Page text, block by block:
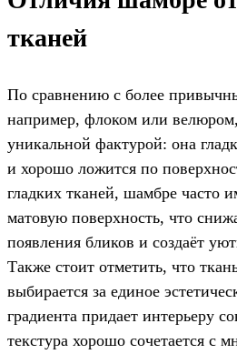
тканей
По сравнению с более
например, флоком или
уникальной фактурой: она
и хорошо ложится по
гладких тканей, шамбре часто
матовую поверхность, что
появления бликов и создаёт
Также стоит отметить, что
выбирается за единое
градиента придает интерьеру
текстура хорошо сочетается с